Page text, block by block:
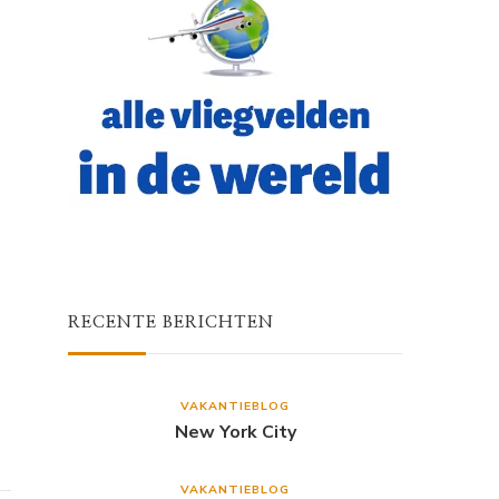
RECENTE BERICHTEN
VAKANTIEBLOG
New York City
VAKANTIEBLOG